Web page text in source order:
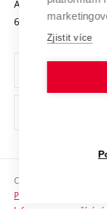
Projekty ze
Specifický výzkum
Organizační
Ochrana osobních
Sociální bezpečí
HR Award
Antonínská 548/1
602 00 Brno
Copyright © 2026 VUT
Prohlášení o
Zjistit více